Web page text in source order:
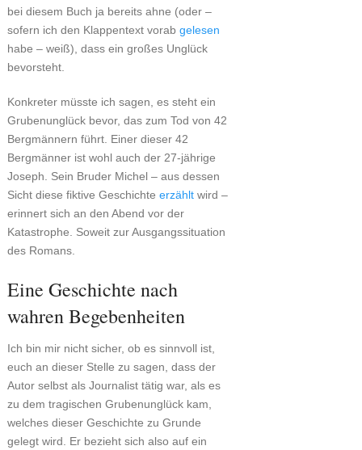
bei diesem Buch ja bereits ahne (oder –
sofern ich den Klappentext vorab gelesen
habe – weiß), dass ein großes Unglück
bevorsteht.
Konkreter müsste ich sagen, es steht ein
Grubenunglück bevor, das zum Tod von 42
Bergmännern führt. Einer dieser 42
Bergmänner ist wohl auch der 27-jährige
Joseph. Sein Bruder Michel – aus dessen
Sicht diese fiktive Geschichte erzähltwird –
erinnert sich an den Abend vor der
Katastrophe. Soweit zur Ausgangssituation
des Romans.
Eine Geschichte nach
wahren Begebenheiten
Ich bin mir nicht sicher, ob es sinnvoll ist,
euch an dieser Stelle zu sagen, dass der
Autor selbst als Journalist tätig war, als es
zu dem tragischen Grubenunglück kam,
welches dieser Geschichte zu Grunde
gelegt wird. Er bezieht sich also auf ein